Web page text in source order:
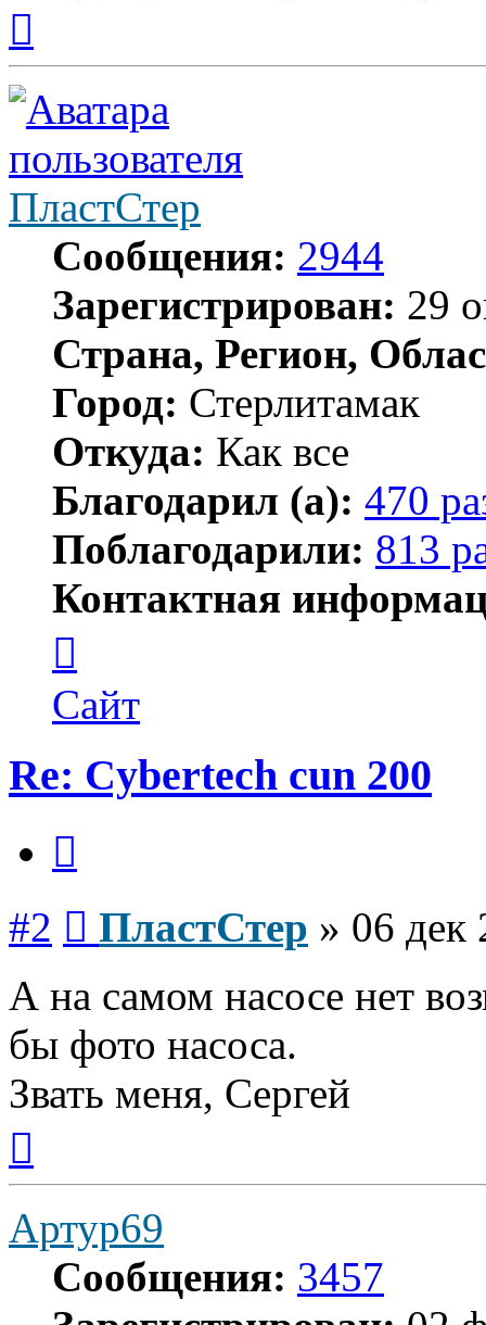
началу
ПластСтер
Сообщения: 2944
Зарегистрирован: 29
Страна, Регион,
Город: Стерлитамак
Откуда: Как все
Благодарил (а): 470
Поблагодарили: 813
Контактная
пользователя
ПластСтер
Сайт
Re: Cybertech cun 200
#2 ПластСтер » 06 дек
А на самом насосе нет
бы фото насоса.
Звать меня, Сергей
началу
Артур69
Сообщения: 3457